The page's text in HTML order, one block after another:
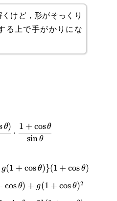
けど，形がそっくり
る上で手がかりにな
\cfrac{2b-
θ)
⋅
sinθ
1 + cosθ
g(1 + cosθ)}(1 + cosθ)
cosθ) + g(1 + cosθ)2